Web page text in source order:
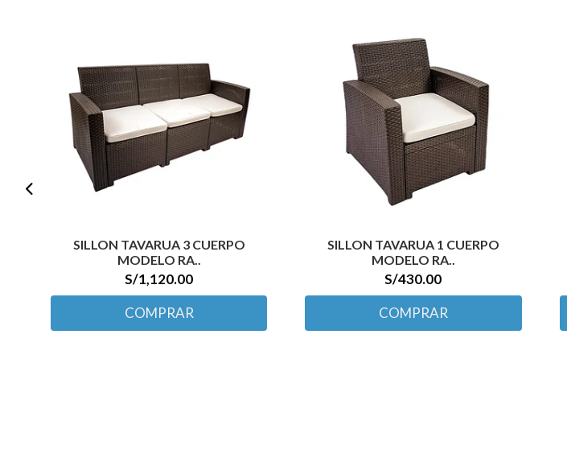
SILLON TAVARUA 3 CUERPO
MODELO RA..
S/1,120.00
COMPRAR
SILLON TAVARUA 1 CUERPO
MODELO RA..
S/430.00
COMPRAR